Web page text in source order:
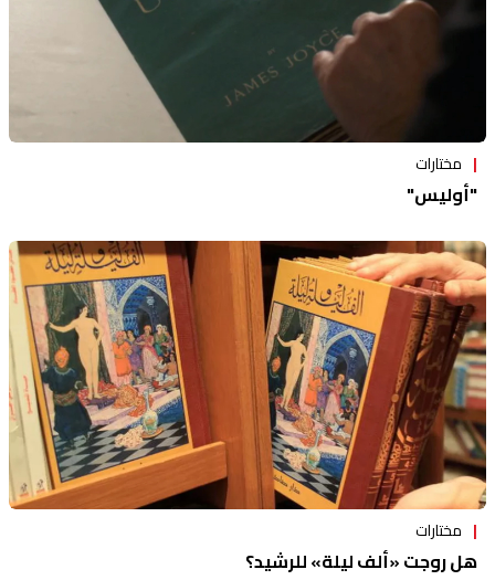
مختارات
"أوليس"
مختارات
هل روجت «ألف ليلة» للرشيد؟